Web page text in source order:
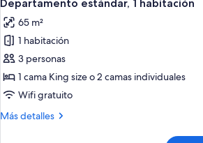
todas
las
fotos
de
Departamento
estándar,
habitación
Departamento estándar, 1 habitación
65 m²
1 habitación
3 personas
1 cama King size o 2 camas individuales
Wifi gratuito
Más detalles
Más